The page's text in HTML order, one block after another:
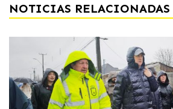
NOTICIAS RELACIONADAS